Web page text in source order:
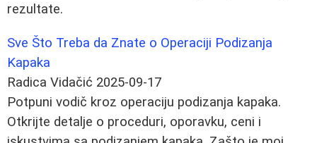
rezultate.
Sve Što Treba da Znate o Operaciji Podizanja
Kapaka
Radica Vidačić 2025-09-17
Potpuni vodič kroz operaciju podizanja kapaka.
Otkrijte detalje o proceduri, oporavku, ceni i